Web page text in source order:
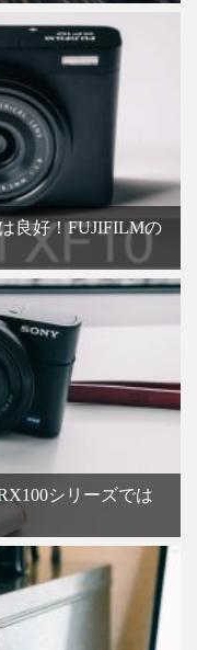
良好！FUJIFILMの
シリーズでは